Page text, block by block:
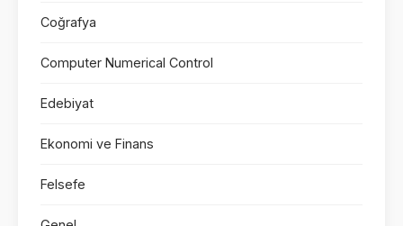
Coğrafya
Computer Numerical Control
Edebiyat
Ekonomi ve Finans
Felsefe